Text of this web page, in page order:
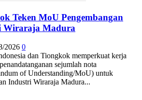
Teken MoU Pengembangan
Wiraraja Madura
2026 0
dan Tiongkok memperkuat kerja
sejumlah nota
of Understanding/MoU) untuk
Industri Wiraraja Madura...